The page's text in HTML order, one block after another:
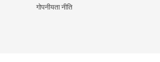
गोपनीयता नीति